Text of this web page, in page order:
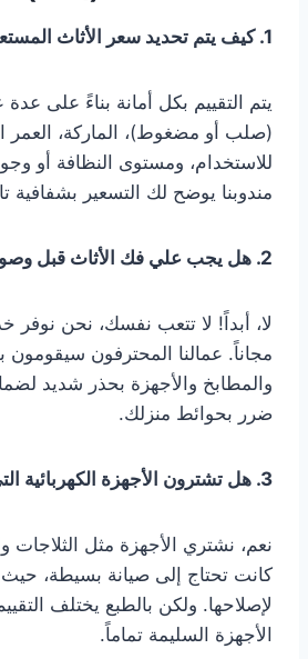
1. كيف يتم تحديد سعر الأثاث المستعمل؟
يتم التقييم بكل أمانة بناءً على
(صلب أو مضغوط)، الماركة، العمر
للاستخدام، ومستوى النظافة أو
مندوبنا يوضح لك التسعير بشفافية
2. هل يجب علي فك الأثاث قبل وصول فريقكم؟
لا، أبداً! لا تتعب نفسك، نحن نوفر
مجاناً. عمالنا المحترفون
والمطابخ والأجهزة بحذر شديد
ضرر بحوائط منزلك.
3. هل تشترون الأجهزة الكهربائية التي تحتاج لصيانة؟
نعم، نشتري الأجهزة مثل الثلاجات
كانت تحتاج إلى صيانة بسيطة،
لإصلاحها. ولكن بالطبع يختلف
الأجهزة السليمة تماماً.